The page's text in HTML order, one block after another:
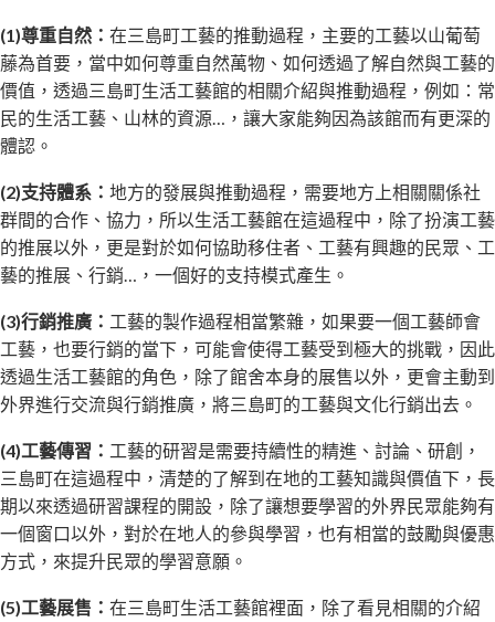
(1)尊重自然： 在三島町工藝的推動過程，主要的工藝以山葡萄
藤為首要，當中如何尊重自然萬物、如何透過了解自然與工藝的
價值，透過三島町生活工藝館的相關介紹與推動過程，例如：常
民的生活工藝、山林的資源…，讓大家能夠因為該館而有更深的
體認。
(2)支持體系： 地方的發展與推動過程，需要地方上相關關係社
群間的合作、協力，所以生活工藝館在這過程中，除了扮演工藝
的推展以外，更是對於如何協助移住者、工藝有興趣的民眾、工
藝的推展、行銷…，一個好的支持模式產生。
(3)行銷推廣： 工藝的製作過程相當繁雜，如果要一個工藝師會
工藝，也要行銷的當下，可能會使得工藝受到極大的挑戰，因此
透過生活工藝館的角色，除了館舍本身的展售以外，更會主動到
外界進行交流與行銷推廣，將三島町的工藝與文化行銷出去。
(4)工藝傳習： 工藝的研習是需要持續性的精進、討論、研創，
三島町在這過程中，清楚的了解到在地的工藝知識與價值下，長
期以來透過研習課程的開設，除了讓想要學習的外界民眾能夠有
一個窗口以外，對於在地人的參與學習，也有相當的鼓勵與優惠
方式，來提升民眾的學習意願。
(5)工藝展售： 在三島町生活工藝館裡面，除了看見相關的介紹